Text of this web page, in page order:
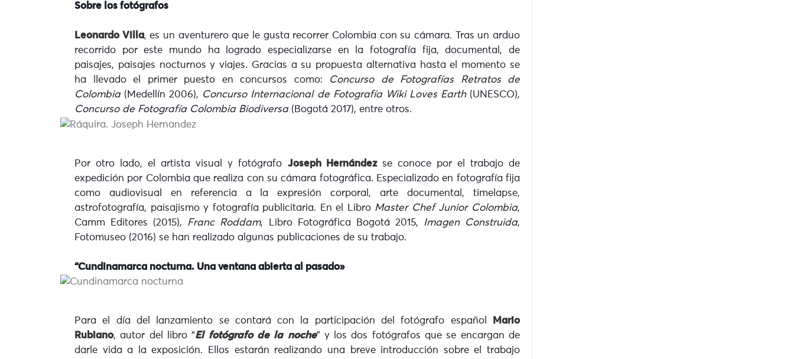
Sobre los fotógrafos
Leonardo Villa, es un aventurero que le gusta recorrer Colombia con su cámara. Tras un arduo
recorrido por este mundo ha logrado especializarse en la fotografía fija, documental, de
paisajes, paisajes nocturnos y viajes. Gracias a su propuesta alternativa hasta el momento se
ha llevado el primer puesto en concursos como: Concurso de Fotografías Retratos de
Colombia(Medellín 2006), Concurso Internacional de Fotografía Wiki Loves Earth (UNESCO),
Concurso de Fotografía Colombia Biodiversa(Bogotá 2017), entre otros.
Por otro lado, el artista visual y fotógrafo Joseph Hernándezse conoce por el trabajo de
expedición por Colombia que realiza con su cámara fotográfica. Especializado en fotografía fija
como audiovisual en referencia a la expresión corporal, arte documental, timelapse,
astrofotografía, paisajismo y fotografía publicitaria. En el Libro Master Chef Junior Colombia,
Camm Editores (2015), Franc Roddam, Libro Fotográfica Bogotá 2015, Imagen Construida,
Fotomuseo (2016) se han realizado algunas publicaciones de su trabajo.
“Cundinamarca nocturna. Una ventana abierta al pasado»
Para el día del lanzamiento se contará con la participación del fotógrafo español
Mario
Rubiano, autor del libro “El fotógrafo de la noche” y los dos fotógrafos que se encargan de
darle vida a la exposición. Ellos estarán realizando una breve introducción sobre el trabajo